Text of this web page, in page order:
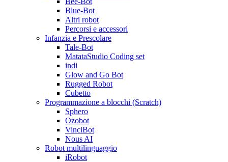
Blue-Bot
Altri robot
Percorsi e accessori
Infanzia e Prescolare
Tale-Bot
MatataStudio Coding set
indi
Glow and Go Bot
Rugged Robot
Cubetto
Programmazione a blocchi (Scratch)
Sphero
Ozobot
VinciBot
Nous AI
Robot multilinguaggio
iRobot